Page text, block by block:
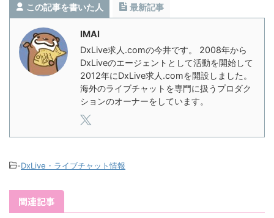
この記事を書いた人 最新記事
IMAI
DxLive求人.comの今井です。 2008年から
DxLiveのエージェントとして活動を開始して
2012年にDxLive求人.comを開設しました。
海外のライブチャットを専門に扱うプロダク
ションのオーナーをしています。
-DxLive・ライブチャット情報
関連記事